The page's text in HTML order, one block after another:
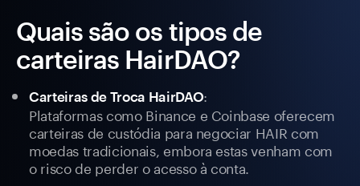
Quais são os tipos de
carteiras HairDAO?
Carteiras de Troca HairDAO:
Plataformas como Binance e Coinbase oferecem
carteiras de custódia para negociar HAIR com
moedas tradicionais, embora estas venham com
o risco de perder o acesso à conta.